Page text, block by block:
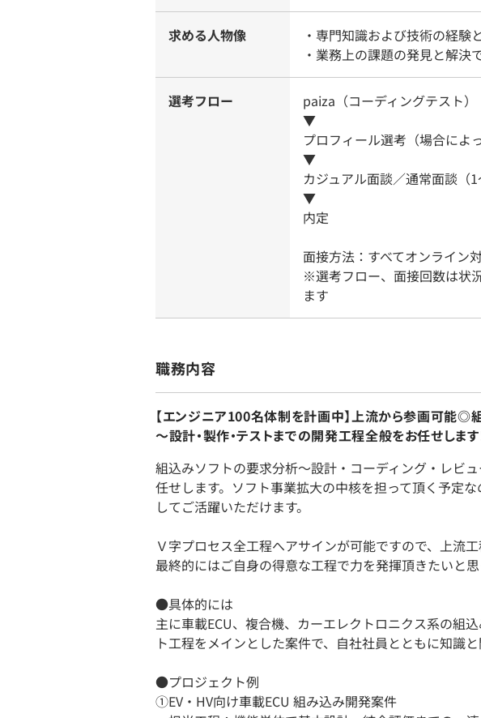
求める人物像
・専門知識および技術の経験
・業務上の課題の発見と解決
選考フロー
paiza（コーディングテスト）
▼
プロフィール選考（場合によ
▼
カジュアル面談／通常面談（1
▼
内定
面接方法：すべてオンライン
※選考フロー、面接回数は状
ます
職務内容
【エンジニア100名体制を計画中】上流から参画可能◎
～設計・製作・テストまでの開発工程全般をお任せします
組込みソフトの要求分析～設計・コーディング・レビ
任せします。ソフト事業拡大の中核を担って頂く予定
してご活躍いただけます。
Ｖ字プロセス全工程へアサインが可能ですので、上流
最終的にはご自身の得意な工程で力を発揮頂きたいと思
●具体的には
主に車載ECU、複合機、カーエレクトロニクス系の組
ト工程をメインとした案件で、自社社員とともに知識
●プロジェクト例
①EV・HV向け車載ECU 組み込み開発案件